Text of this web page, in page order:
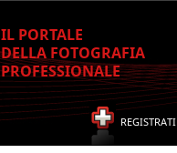
IL PORTALE
DELLA FOTOGRAFIA
PROFESSIONALE
REGISTRATI